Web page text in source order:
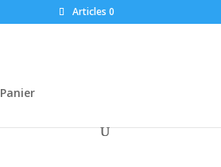
Articles 0
Panier